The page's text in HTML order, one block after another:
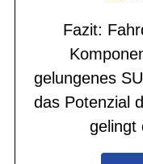
Fazit:
gelungenes
das Potenzial
gelingt